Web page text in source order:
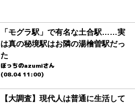
「モグラ駅」で有名な土合駅……実
は真の秘境駅はお隣の湯檜曽駅だっ
た
ぼっちのazumiさん
(08.04 11:00)
【大調査】現代人は普通に生活して